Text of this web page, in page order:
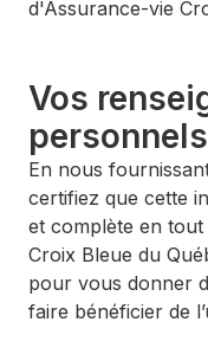
d'Assurance-vie
Vos
personnels
En nous
certifiez que cette
et complète en
Croix Bleue du
pour vous donner
faire bénéficier de